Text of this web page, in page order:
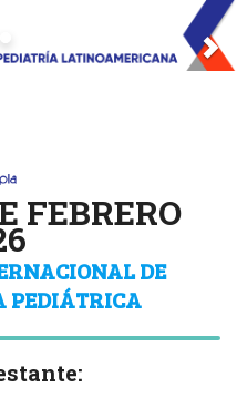
S
i
g
u
FEBRERO
DE
PEDIÁTRICA